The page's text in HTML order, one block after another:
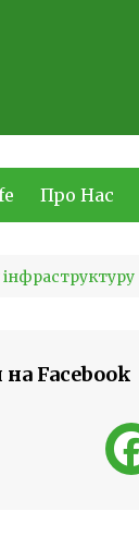
Про Нас
Facebook